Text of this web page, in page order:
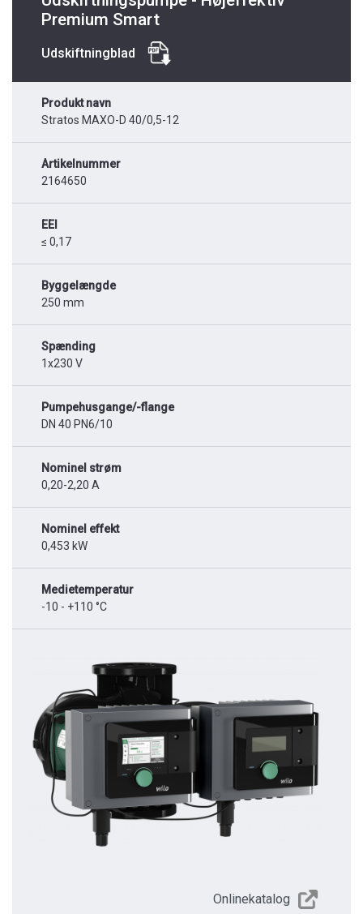
Premium Smart
Udskiftningblad
Produkt navn
Stratos MAXO-D 40/0,5-12
Artikelnummer
2164650
EEI
≤ 0,17
Byggelængde
250 mm
Spænding
1x230 V
Pumpehusgange/-flange
DN 40 PN6/10
Nominel strøm
0,20-2,20 A
Nominel effekt
0,453 kW
Medietemperatur
-10 - +110 °C
Onlinekatalog